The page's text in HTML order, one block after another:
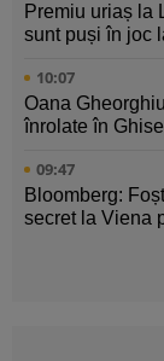
Premiu uriaș la
sunt puși în joc
10:07
Oana
înrolate în
09:47
Bloomberg:
secret la Viena